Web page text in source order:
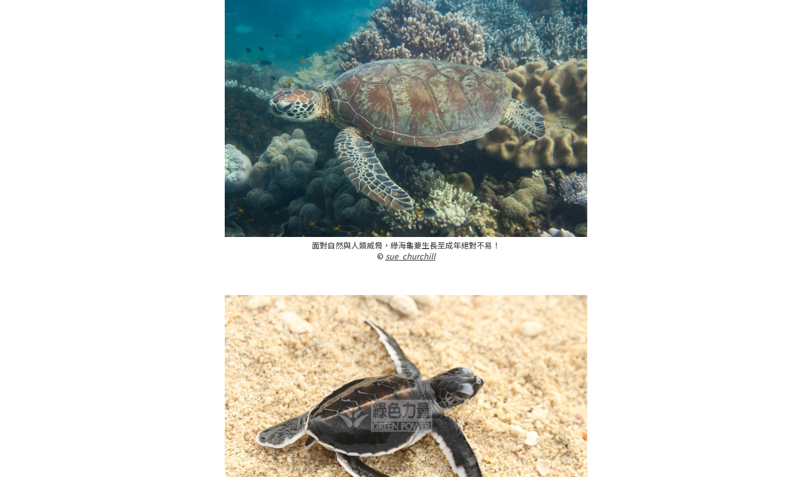
面對自然與人類威脅，綠海龜要生長至成年絕對不易！
© sue_churchill